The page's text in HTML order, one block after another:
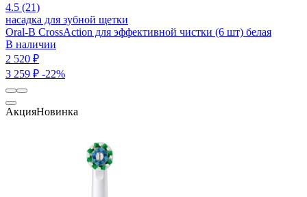
4.5 (21)
насадка для зубной щетки
Oral-B CrossAction для эффективной чистки (6 шт) белая
В наличии
2 520 ₽
3 259 ₽ -22%
АкцияНовинка